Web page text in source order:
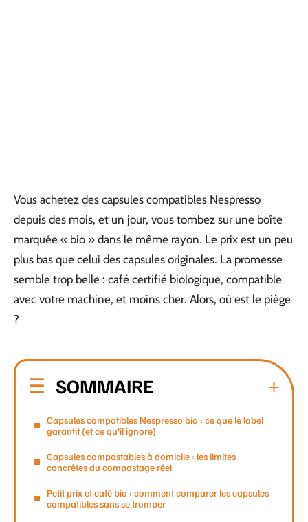
Vous achetez des capsules compatibles Nespresso
depuis des mois, et un jour, vous tombez sur une boîte
marquée « bio » dans le même rayon. Le prix est un peu
plus bas que celui des capsules originales. La promesse
semble trop belle : café certifié biologique, compatible
avec votre machine, et moins cher. Alors, où est le piège
?
SOMMAIRE
Capsules compatibles Nespresso bio : ce que le label
garantit (et ce qu’il ignore)
Capsules compostables à domicile : les limites
concrètes du compostage réel
Petit prix et café bio : comment comparer les capsules
compatibles sans se tromper